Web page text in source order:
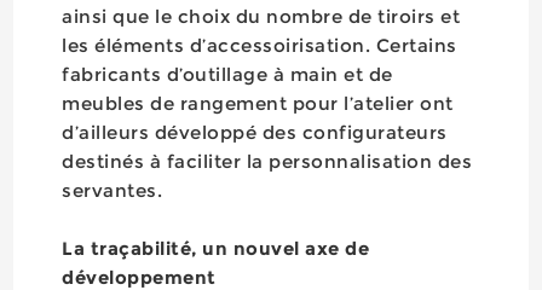
ainsi que le choix du nombre de tiroirs et
les éléments d’accessoirisation. Certains
fabricants d’outillage à main et de
meubles de rangement pour l’atelier ont
d’ailleurs développé des configurateurs
destinés à faciliter la personnalisation des
servantes.
La traçabilité, un nouvel axe de
développement